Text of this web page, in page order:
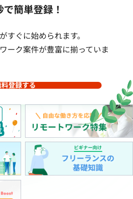
で簡単登録！
すぐに始められます。
ーク案件が豊富に揃っていま
登録する